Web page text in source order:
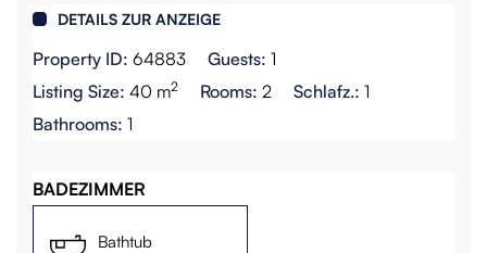
DETAILS ZUR ANZEIGE
Guests:1
Listing Size: 40 m2 Rooms: 2 Schlafz.: 1
Bathrooms: 1
Property ID: 64883
BADEZIMMER
Bathtub